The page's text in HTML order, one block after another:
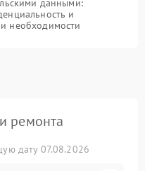
данными:
и
необходимости
ремонта
дату 07.08.2026